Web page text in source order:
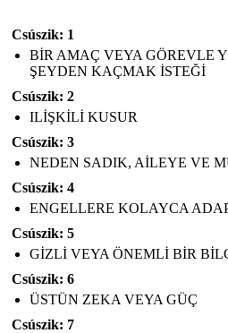
Csúszik: 1
BİR AMAÇ VEYA GÖREVLE
ŞEYDEN KAÇMAK İSTEĞİ
Csúszik: 2
ILİŞKİLİ KUSUR
Csúszik: 3
NEDEN SADIK, AİLEYE VE
Csúszik: 4
ENGELLERE KOLAYCA
Csúszik: 5
GİZLİ VEYA ÖNEMLİ BİR
Csúszik: 6
ÜSTÜN ZEKA VEYA GÜÇ
Csúszik: 7